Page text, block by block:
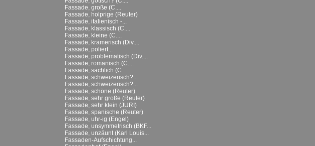
Fassade, große (C....
Fassade, holprige (Reuter)
Fassade, italienisch -...
Fassade, klassisch (C....
Fassade, kleine (C....
Fassade, kramerisch (Div....
Fassade, poliert...
Fassade, problematisch (Div....
Fassade, romanisch (C....
Fassade, sachlich (C....
Fassade, schweizerisch?...
Fassade, schweizerisch?...
Fassade, schöne (Reuter)
Fassade, sehr große (Reuter)
Fassade, sehr klein (JURI)
Fassade, spanische (Reuter)
Fassade, uhr-ig (Engel)
Fassade, unsymmetrisch (BKF...
Fassade, unzäunt (Karl Louis...
Fassaden-Aufschichtung...